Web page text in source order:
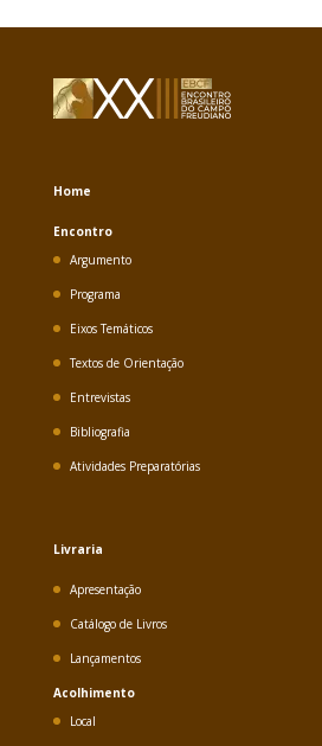
Home
Encontro
Argumento
Programa
Eixos Temáticos
Textos de Orientação
Entrevistas
Bibliografia
Atividades Preparatórias
Livraria
Apresentação
Catálogo de Livros
Lançamentos
Acolhimento
Local